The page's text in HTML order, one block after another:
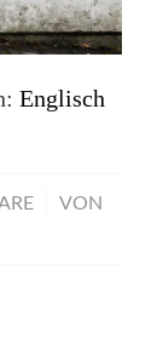
Englisch
VON